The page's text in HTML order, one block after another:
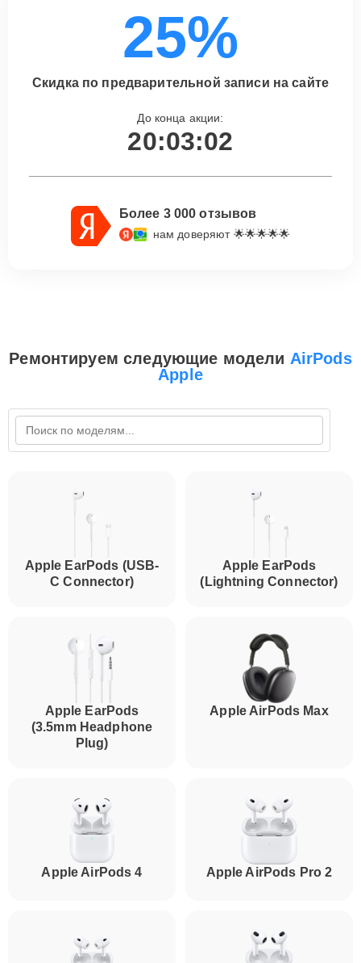
25%
Скидка по предварительной записи на сайте
До конца акции:
20:03:01
Более 3 000 отзывов
нам доверяют 🌟🌟🌟🌟🌟
Ремонтируем следующие модели AirPods
Apple
Apple EarPods (USB-
C Connector)
Apple EarPods
(Lightning Connector)
Apple EarPods
(3.5mm Headphone
Plug)
Apple AirPods Max
Apple AirPods 4 Apple AirPods Pro 2